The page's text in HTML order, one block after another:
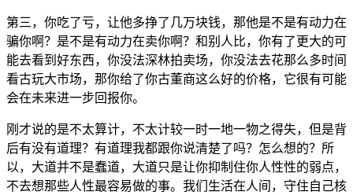
第三， 你吃了亏， 让他多挣了 几万块钱， 那他是不是有动力在
骗你啊？ 是不是有动力在卖你啊？ 和别 人 比， 你有了 更大的可
能去看到 好东西， 你没法深林拍卖场， 你没法去花那么多时间
看古玩大市场， 那你给了你古董商这么好的价格， 它很有可能
会在未来进一步回报你。
刚 才说的是不太算计， 不太计较一时一地一物之得失， 但是背
后有没有道理？ 有道理我都跟你说清楚了 吗？ 怎么想的？ 所
以， 大道并不是蠢道， 大道只是让你抑制 住你人性性的弱点，
不去想那些人性最容易做的事。 我们 生活在人间， 守住自 己核